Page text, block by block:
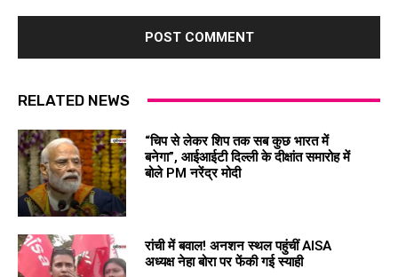
RELATED NEWS
“चिप से लेकर शिप तक सब कुछ भारत में
बनेगा”, आईआईटी दिल्ली के दीक्षांत समारोह में
बोले PM नरेंद्र मोदी
रांची में बवाल! अनशन स्थल पहुंचीं AISA
अध्यक्ष नेहा बोरा पर फेंकी गई स्याही